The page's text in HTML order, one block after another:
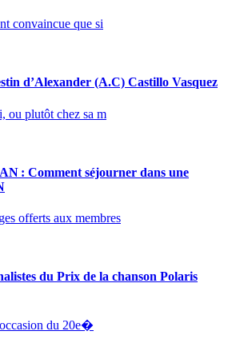
convaincue que si
d’Alexander (A.C) Castillo Vasquez
ou plutôt chez sa m
: Comment séjourner dans une
offerts aux membres
du Prix de la chanson Polaris
du 20e�